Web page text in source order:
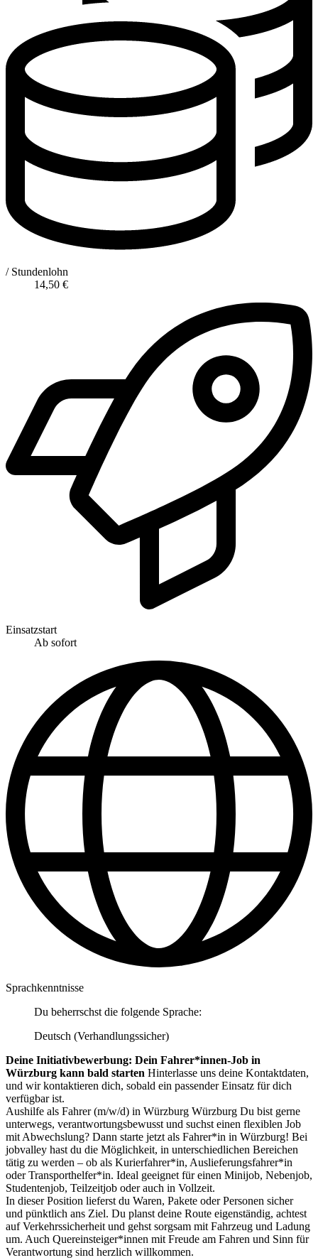
/ Stundenlohn
14,50 €
Einsatzstart
Ab sofort
Sprachkenntnisse
Du beherrschst die folgende Sprache:
Deutsch (Verhandlungssicher)
Deine Initiativbewerbung: Dein Fahrer*innen-Job in
Würzburg kann bald starten Hinterlasse uns deine Kontaktdaten,
und wir kontaktieren dich, sobald ein passender Einsatz für dich
verfügbar ist.
Aushilfe als Fahrer (m/w/d) in Würzburg Würzburg Du bist gerne
unterwegs, verantwortungsbewusst und suchst einen flexiblen Job
mit Abwechslung? Dann starte jetzt als Fahrer*in in Würzburg! Bei
jobvalley hast du die Möglichkeit, in unterschiedlichen Bereichen
tätig zu werden – ob als Kurierfahrer*in, Auslieferungsfahrer*in
oder Transporthelfer*in. Ideal geeignet für einen Minijob, Nebenjob,
Studentenjob, Teilzeitjob oder auch in Vollzeit.
In dieser Position lieferst du Waren, Pakete oder Personen sicher
und pünktlich ans Ziel. Du planst deine Route eigenständig, achtest
auf Verkehrssicherheit und gehst sorgsam mit Fahrzeug und Ladung
um. Auch Quereinsteiger*innen mit Freude am Fahren und Sinn für
Verantwortung sind herzlich willkommen.